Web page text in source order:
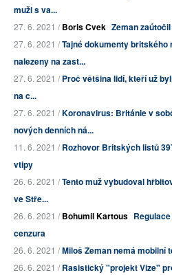
muži s va...
27. 6. 2021 /Boris Cvek Zeman
27. 6. 2021 /Tajné dokumenty
nalezeny na zast...
27. 6. 2021 /Proč většina lidí, kteří už
na c...
27. 6. 2021 /Koronavirus: Británie v
nových denních ná...
11. 6. 2021 /Rozhovor Britských listů
vtipy
26. 6. 2021 /Tento muž vybudoval
ve Stře...
26. 6. 2021 /Bohumil Kartous
cenzura
26. 6. 2021 /Miloš Zeman nemá mobilní
26. 6. 2021 /Rasistický "projekt Vize"